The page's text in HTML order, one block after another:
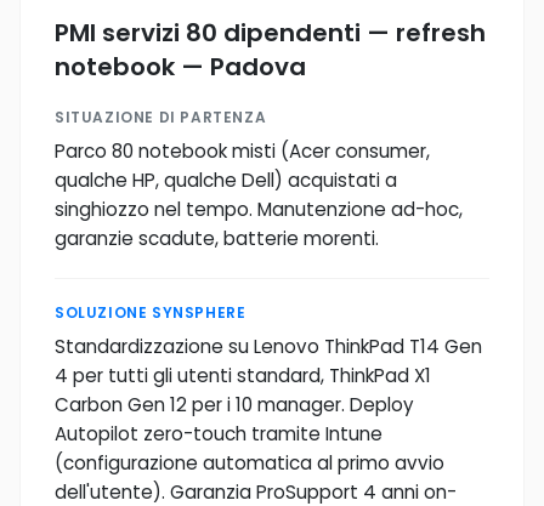
PMI servizi 80 dipendenti — refresh
notebook — Padova
SITUAZIONE DI PARTENZA
Parco 80 notebook misti (Acer consumer,
qualche HP, qualche Dell) acquistati a
singhiozzo nel tempo. Manutenzione ad-hoc,
garanzie scadute, batterie morenti.
SOLUZIONE SYNSPHERE
Standardizzazione su Lenovo ThinkPad T14 Gen
4 per tutti gli utenti standard, ThinkPad X1
Carbon Gen 12 per i 10 manager. Deploy
Autopilot zero-touch tramite Intune
(configurazione automatica al primo avvio
dell'utente). Garanzia ProSupport 4 anni on-